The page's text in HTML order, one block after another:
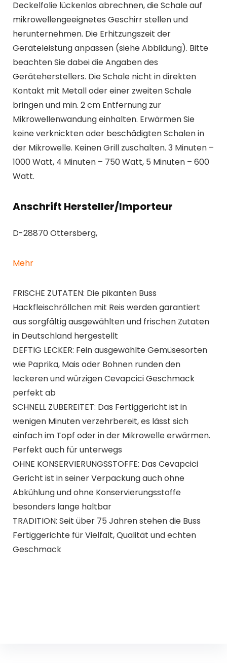
Deckelfolie lückenlos abrechnen, die Schale auf
mikrowellengeeignetes Geschirr stellen und
herunternehmen. Die Erhitzungszeit der
Geräteleistung anpassen (siehe Abbildung). Bitte
beachten Sie dabei die Angaben des
Geräteherstellers. Die Schale nicht in direkten
Kontakt mit Metall oder einer zweiten Schale
bringen und min. 2 cm Entfernung zur
Mikrowellenwandung einhalten. Erwärmen Sie
keine verknickten oder beschädigten Schalen in
der Mikrowelle. Keinen Grill zuschalten. 3 Minuten –
1000 Watt, 4 Minuten – 750 Watt, 5 Minuten – 600
Watt.
Anschrift Hersteller/Importeur
D-28870 Ottersberg,
Mehr
FRISCHE ZUTATEN: Die pikanten Buss
Hackfleischröllchen mit Reis werden garantiert
aus sorgfältig ausgewählten und frischen Zutaten
in Deutschland hergestellt
DEFTIG LECKER: Fein ausgewählte Gemüsesorten
wie Paprika, Mais oder Bohnen runden den
leckeren und würzigen Cevapcici Geschmack
perfekt ab
SCHNELL ZUBEREITET: Das Fertiggericht ist in
wenigen Minuten verzehrbereit, es lässt sich
einfach im Topf oder in der Mikrowelle erwärmen.
Perfekt auch für unterwegs
OHNE KONSERVIERUNGSSTOFFE: Das Cevapcici
Gericht ist in seiner Verpackung auch ohne
Abkühlung und ohne Konservierungsstoffe
besonders lange haltbar
TRADITION: Seit über 75 Jahren stehen die Buss
Fertiggerichte für Vielfalt, Qualität und echten
Geschmack